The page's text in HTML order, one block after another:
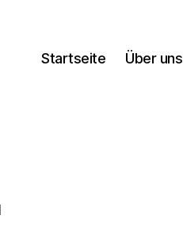
Startseite Über uns